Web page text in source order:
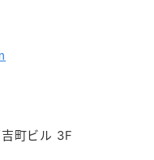
町ビル 3F